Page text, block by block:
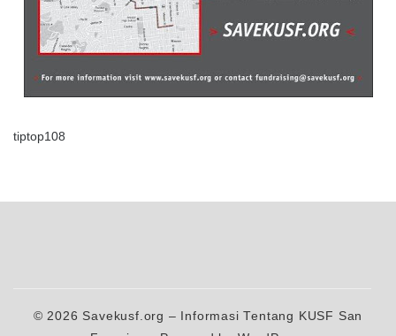
tiptop108
© 2026 Savekusf.org – Informasi Tentang KUSF San